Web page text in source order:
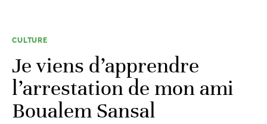
CULTURE
Je viens d’apprendre
l’arrestation de mon ami
Boualem Sansal